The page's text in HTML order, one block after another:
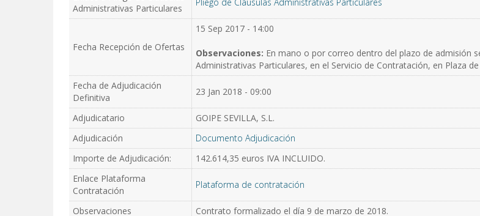
Administrativas Particulares
Fecha Recepción de Ofertas
15 Sep 2017 - 14:00
Observaciones: En mano o por correo dentro del plazo de admisión
Administrativas Particulares, en el Servicio de Contratación, en Plaza
Fecha de Adjudicación
Definitiva
23 Jan 2018 - 09:00
Adjudicatario
GOIPE SEVILLA, S.L.
Adjudicación
Documento Adjudicación
Importe de Adjudicación:
142.614,35 euros IVA INCLUIDO.
Enlace Plataforma
Contratación
Plataforma de contratación
Observaciones Contrato formalizado el día 9 de marzo de 2018.